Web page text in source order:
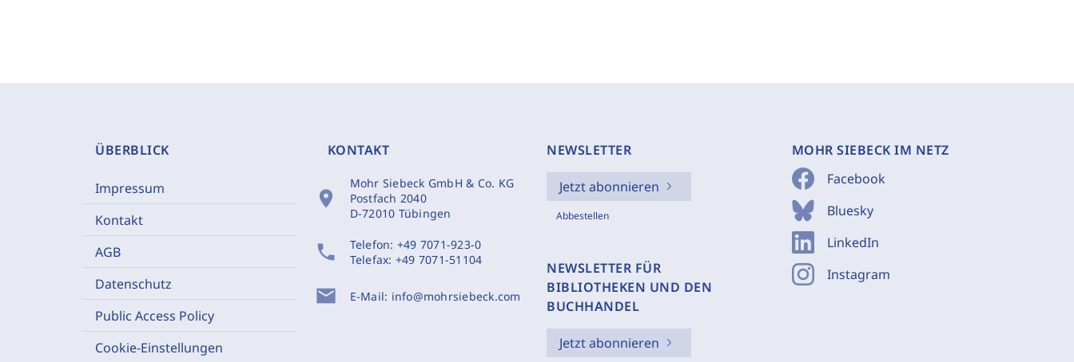
ÜBERBLICK
Impressum
Kontakt
AGB
Datenschutz
Public Access Policy
Cookie-Einstellungen
KONTAKT
location_on
Mohr Siebeck GmbH & Co. KG
Postfach 2040
D-72010 Tübingen
phone Telefon: +49 7071-923-0
Telefax: +49 7071-51104
mail E-Mail: info@mohrsiebeck.com
NEWSLETTER
Jetzt abonnieren
Abbestellen
NEWSLETTER FÜR
BIBLIOTHEKEN UND DEN
BUCHHANDEL
Jetzt abonnieren
MOHR SIEBECK IM NETZ
Facebook
Bluesky
LinkedIn
Instagram